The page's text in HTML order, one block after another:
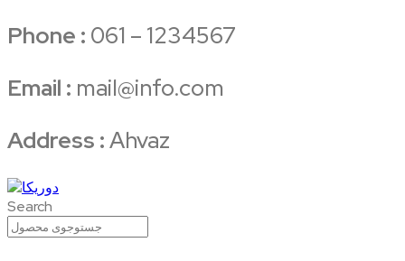
Phone : 061 – 1234567
Email : mail@info.com
Address :Ahvaz
Search